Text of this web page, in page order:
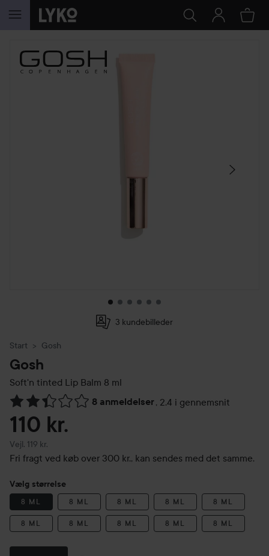
GÅ TIL INDHOLD
SPRING OVER SEKTIONEN
3 kundebilleder
Start Gosh
Gosh
Soft'n tinted Lip Balm 8 ml
8 anmeldelser, 2.4 i gennemsnit
Gå til Anmeldelser & kommentarer
110 kr.
Vejl. 119 kr.
Vejledende pris 119 kr.
Fri fragt ved køb over 300 kr., kan sendes med det samme.
Vælg størrelse
8 ML 8 ML 8 ML 8 ML 8 ML
8 ML 8 ML 8 ML 8 ML 8 ML